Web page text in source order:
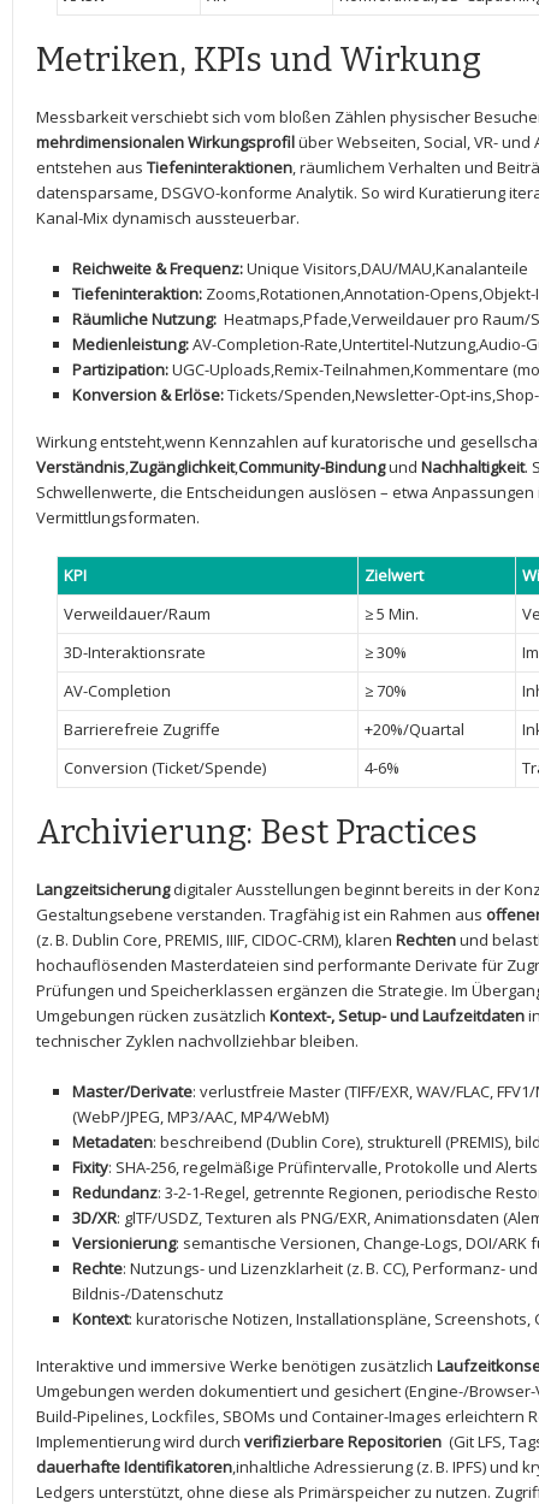
Metriken, KPIs und Wirkung
Messbarkeit verschiebt⁢ sich​ vom bloßen‍ Zählen physischer
mehrdimensionalen Wirkungsprofilüber Webseiten, ⁤Social,⁤ VR- und
entstehen⁢ aus​ Tiefeninteraktionen, räumlichem ‌Verhalten und
datensparsame, DSGVO-konforme Analytik. ​So wird Kuratierung
Kanal-Mix ⁣dynamisch aussteuerbar.
Reichweite & ‍Frequenz:Unique ⁣Visitors,DAU/MAU,Kanalanteile
Tiefeninteraktion: Zooms,Rotationen,Annotation-
Räumliche ‍Nutzung: Heatmaps,Pfade,Verweildauer pro Raum/
Medienleistung:‌AV-Completion-Rate,Untertitel-Nutzung,Audio-
Partizipation:UGC-Uploads,Remix-Teilnahmen,Kommentare
Konversion & Erlöse:Tickets/Spenden,Newsletter-Opt-
Wirkung entsteht,wenn Kennzahlen auf⁤ kuratorische und
Verständnis,Zugänglichkeit,Community-Bindungund Nachhaltigkeit.
Schwellenwerte, ‍die‌ Entscheidungen auslösen – etwa
Vermittlungsformaten.
KPI Zielwert
Verweildauer/Raum
≥ 5 ⁢Min.
3D-Interaktionsrate
≥ 30%
AV-Completion
≥‍ 70%
Barrierefreie Zugriffe
+20%/Quartal
Conversion (Ticket/Spende)
4-6%
Archivierung: ‍Best Practices
Langzeitsicherungdigitaler Ausstellungen beginnt bereits in der
Gestaltungsebene verstanden. ​Tragfähig ist ein Rahmen aus
‍(z. B. Dublin Core, PREMIS,‌ IIIF, ⁣CIDOC-CRM), klaren Rechtenund
hochauflösenden⁣ Masterdateien sind performante Derivate für
Prüfungen und Speicherklassen ergänzen die Strategie. ‍Im‍
Umgebungen rücken zusätzlich Kontext-, Setup-⁣ und ‌Laufzeitdaten
technischer Zyklen nachvollziehbar bleiben.
Master/Derivate: verlustfreie Master (TIFF/EXR, WAV/FLAC,⁤
(WebP/JPEG, MP3/AAC, MP4/WebM)
Metadaten:⁣ beschreibend (Dublin Core), strukturell (PREMIS),
Fixity: SHA-256, regelmäßige⁢ Prüfintervalle, Protokolle und Alerts
Redundanz: 3-2-1-Regel, getrennte Regionen, periodische
3D/XR: glTF/USDZ, Texturen als ‍PNG/EXR, Animationsdaten
Versionierung: semantische Versionen, Change-Logs, DOI/
Rechte:‌ Nutzungs-⁤ und ⁤Lizenzklarheit (z. B. CC), ‌Performanz-
Bildnis-/Datenschutz
Kontext: kuratorische Notizen, Installationspläne,
Interaktive und immersive ‍Werke benötigen zusätzlich
Umgebungen ⁢werden dokumentiert⁤ und gesichert (Engine-/Browser-
Build-Pipelines, Lockfiles, SBOMs und Container-Images erleichtern
Implementierung ⁤wird⁣ durch verifizierbare Repositorien (Git LFS,
dauerhafte Identifikatoren,inhaltliche ⁢Adressierung ​(z. B. IPFS) und
Ledgers unterstützt, ohne diese als⁤ Primärspeicher ⁢zu nutzen.